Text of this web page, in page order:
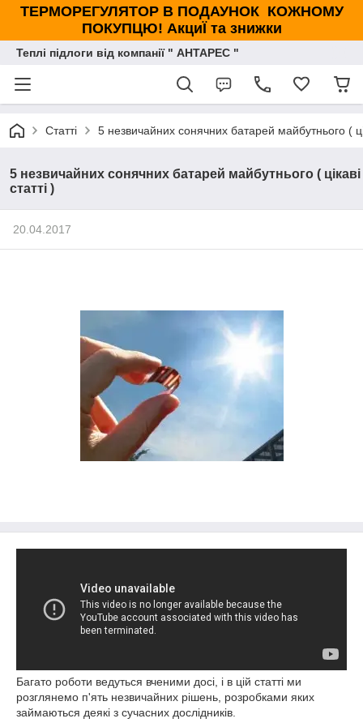
ТЕРМОРЕГУЛЯТОР В ПОДАУНОК КОЖНОМУ
ПОКУПЦЮ! АкциЇ та знижки
Теплі підлоги від компанії " АНТАРЕС "
Статті 5 незвичайних сонячних батарей майбутнього (
5 незвичайних сонячних батарей майбутнього ( цікаві
статті )
20.04.2017
Багато роботи ведуться вченими досі, і в цій статті ми
розглянемо п'ять незвичайних рішень, розробками яких
займаються деякі з сучасних дослідників.